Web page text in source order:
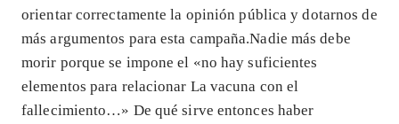
orientar correctamente la opinión pública y dotarnos de
más argumentos para esta campaña.Nadie más debe
morir porque se impone el «no hay suficientes
elementos para relacionar La vacuna con el
fallecimiento…» De qué sirve entonces haber